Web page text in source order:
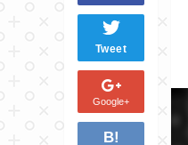
Tweet
Google+
B!